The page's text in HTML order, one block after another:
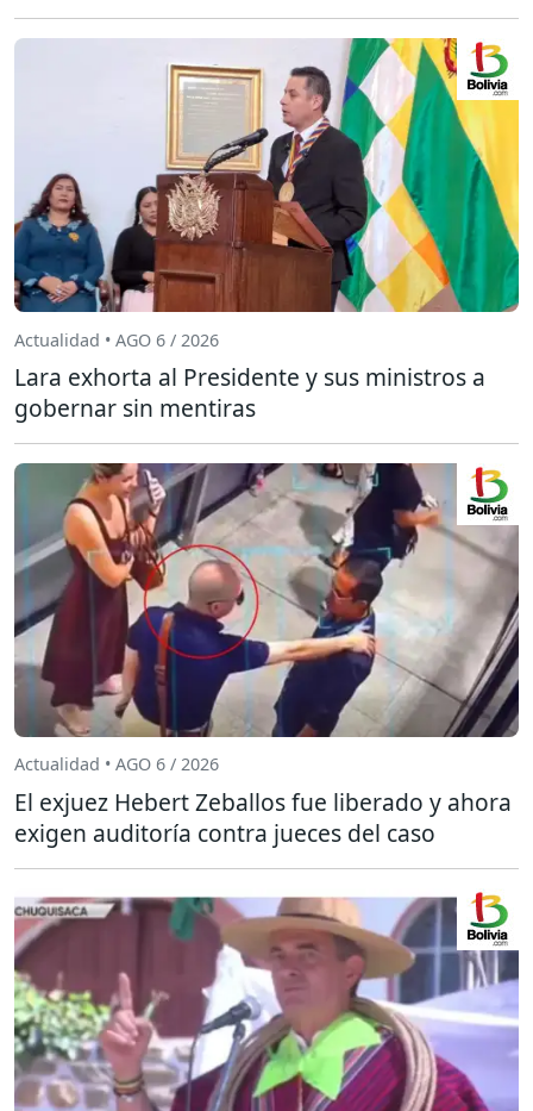
Actualidad • AGO 6 / 2026
Lara exhorta al Presidente y sus ministros a
gobernar sin mentiras
Actualidad • AGO 6 / 2026
El exjuez Hebert Zeballos fue liberado y ahora
exigen auditoría contra jueces del caso